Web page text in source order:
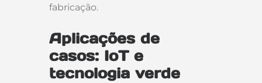
fabricação.
Aplicações de
casos: IoT e
tecnologia verde